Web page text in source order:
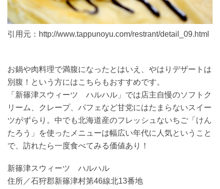
引用元：http://www.tappunoyu.com/restrant/detail_09.html
お鍋や肉料理で満腹になったとはいえ、やはりデザートは
別腹！という方にはこちらもおすすめです。
「新篠津スウィーツ ハルハル」では店主自慢のソフトク
リーム、クレープ、パフェなど甘党にはたまらないスイー
ツがずらり。中でも北海道産のフレッシュないちご「けん
たろう」を使ったメニューは幅広い年代に人気ということ
で、訪れたら一度食べてみる価値あり！
新篠津スウィーツ ハルハル
住所／石狩郡新篠津村第46線北13番地